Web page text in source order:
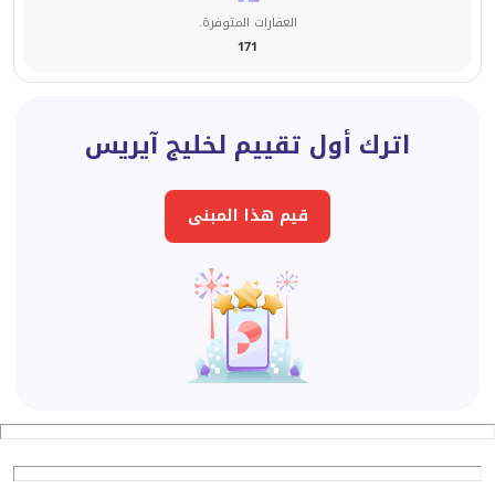
العقارات المتوفرة.
171
اترك أول تقييم لخليج آيريس
قيم هذا المبنى